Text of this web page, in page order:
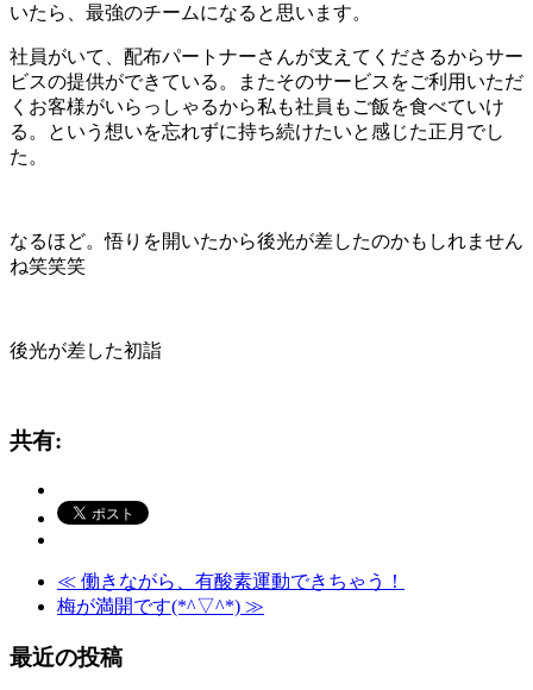
いたら、最強のチームになると思います。
社員がいて、配布パートナーさんが支えてくださるからサー
ビスの提供ができている。またそのサービスをご利用いただ
くお客様がいらっしゃるから私も社員もご飯を食べていけ
る。という想いを忘れずに持ち続けたいと感じた正月でし
た。
なるほど。悟りを開いたから後光が差したのかもしれません
ね笑笑笑
後光が差した初詣
共有:
≪ 働きながら、有酸素運動できちゃう！
梅が満開です(*^▽^*) ≫
最近の投稿